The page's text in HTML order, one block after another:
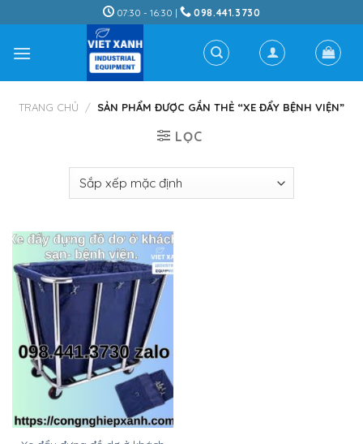
to
content
07:30 - 16:30 | 098.441.3730
TRANG CHỦ / SẢN PHẨM ĐƯỢC GẮN THẺ “XE ĐẨY BỆNH VIỆN”
LỌC